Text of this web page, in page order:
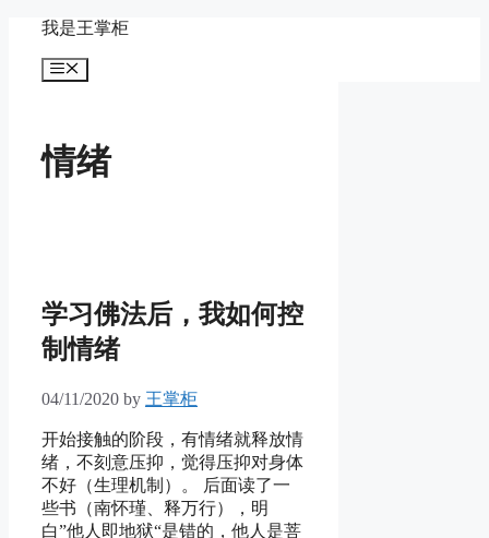
content
我是王掌柜
Menu
情绪
学习佛法后，我如何控
制情绪
04/11/2020 by 王掌柜
开始接触的阶段，有情绪就释放情
绪，不刻意压抑，觉得压抑对身体
不好（生理机制）。 后面读了一
些书（南怀瑾、释万行），明
白”他人即地狱“是错的，他人是菩